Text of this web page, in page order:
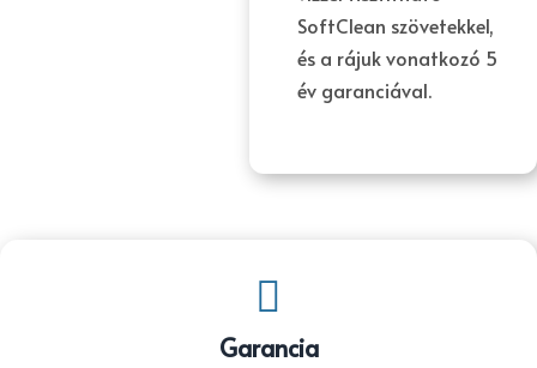
SoftClean szövetekkel,
és a rájuk vonatkozó 5
év garanciával.

Garancia